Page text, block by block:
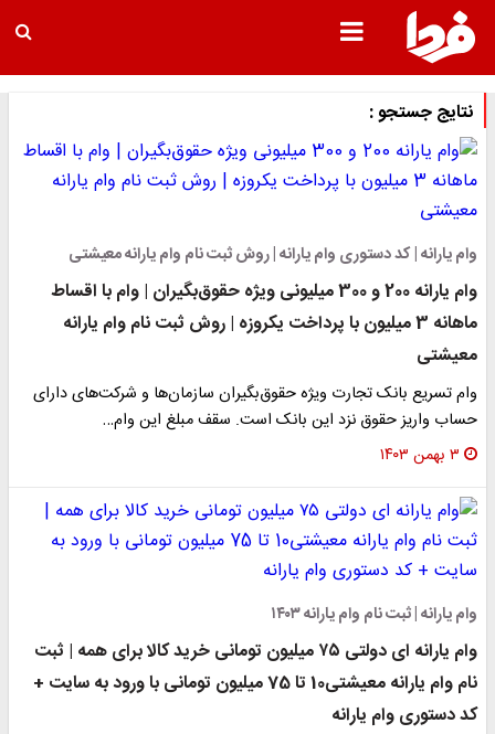
نتایج جستجو :
وام یارانه | کد دستوری وام یارانه | روش ثبت نام وام یارانه معیشتی
وام یارانه 200 و 300 میلیونی ویژه حقوق‌بگیران | وام با اقساط
ماهانه 3 میلیون با پرداخت یکروزه | روش ثبت نام وام یارانه
معیشتی
وام تسریع بانک تجارت ویژه حقوق‌بگیران سازمان‌ها و شرکت‌های دارای
حساب واریز حقوق نزد این بانک است. سقف مبلغ این وام…
۳ بهمن ۱۴۰۳
وام یارانه | ثبت نام وام یارانه ۱۴۰۳
وام یارانه ای دولتی ۷۵ میلیون تومانی خرید کالا برای همه | ثبت
نام وام یارانه معیشتی10 تا 75 میلیون تومانی با ورود به سایت +
کد دستوری وام یارانه